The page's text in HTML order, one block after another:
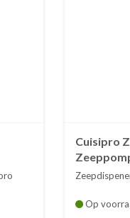
Cuisipro
Op